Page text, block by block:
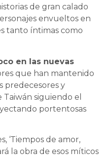
de gran calado
envueltos en
tanto íntimas como
en las nuevas
que han mantenido
predecesores y
siguiendo el
portentosas
‘Tiempos de amor,
la obra de esos míticos